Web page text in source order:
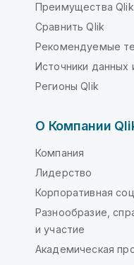
Преимущества
Сравнить Qlik
Рекомендуемые
Источники данных
Регионы Qlik
О Компании
Компания
Лидерство
Корпоративная
Разнообразие,
и участие
Академическая